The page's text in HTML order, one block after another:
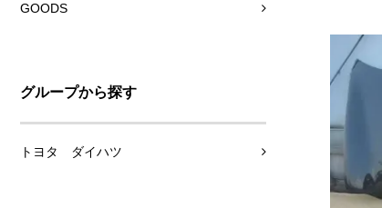
GOODS
グループから探す
トヨタ ダイハツ